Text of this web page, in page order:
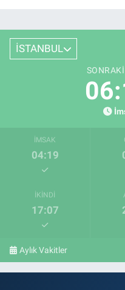
İSTANBUL
İMSAK
04:19
İKINDI
17:07
Aylık Vakitler